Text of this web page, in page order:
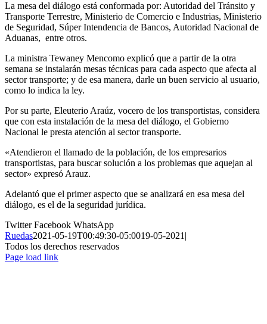
La mesa del diálogo está conformada por: Autoridad del Tránsito y
Transporte Terrestre, Ministerio de Comercio e Industrias, Ministerio
de Seguridad, Súper Intendencia de Bancos, Autoridad Nacional de
Aduanas, entre otros.
La ministra Tewaney Mencomo explicó que a partir de la otra
semana se instalarán mesas técnicas para cada aspecto que afecta al
sector transporte; y de esa manera, darle un buen servicio al usuario,
como lo indica la ley.
Por su parte, Eleuterio Araúz, vocero de los transportistas, considera
que con esta instalación de la mesa del diálogo, el Gobierno
Nacional le presta atención al sector transporte.
«Atendieron el llamado de la población, de los empresarios
transportistas, para buscar solución a los problemas que aquejan al
sector» expresó Arauz.
Adelantó que el primer aspecto que se analizará en esa mesa del
diálogo, es el de la seguridad jurídica.
TwitterFacebook WhatsApp
Ruedas2021-05-19T00:49:30-05:0019-05-2021|
Todos los derechos reservados
Page load link